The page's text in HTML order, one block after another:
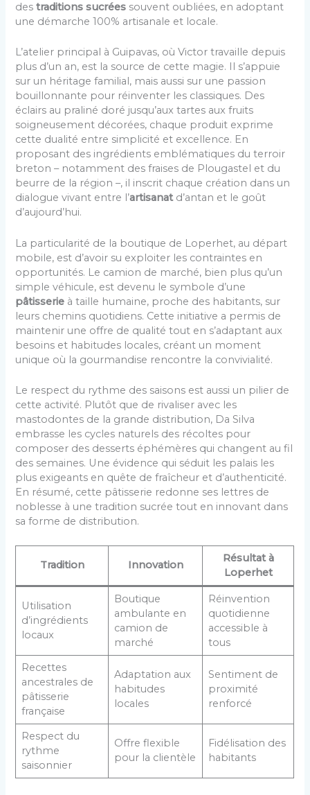
destraditions sucrées souvent oubliées, en adoptant
une démarche 100% artisanale et locale.
L’atelier principal à Guipavas, où Victor travaille depuis
plus d’un an, est la source de cette magie. Il s’appuie
sur un héritage familial, mais aussi sur une passion
bouillonnante pour réinventer les classiques. Des
éclairs au praliné doré jusqu’aux tartes aux fruits
soigneusement décorées, chaque produit exprime
cette dualité entre simplicité et excellence. En
proposant des ingrédients emblématiques du terroir
breton – notamment des fraises de Plougastel et du
beurre de la région –, il inscrit chaque création dans un
dialogue vivant entre l’artisanatd’antan et le goût
d’aujourd’hui.
La particularité de la boutique de Loperhet, au départ
mobile, est d’avoir su exploiter les contraintes en
opportunités. Le camion de marché, bien plus qu’un
simple véhicule, est devenu le symbole d’une
pâtisserie à taille humaine, proche des habitants, sur
leurs chemins quotidiens. Cette initiative a permis de
maintenir une offre de qualité tout en s’adaptant aux
besoins et habitudes locales, créant un moment
unique où la gourmandise rencontre la convivialité.
Le respect du rythme des saisons est aussi un pilier de
cette activité. Plutôt que de rivaliser avec les
mastodontes de la grande distribution, Da Silva
embrasse les cycles naturels des récoltes pour
composer des desserts éphémères qui changent au fil
des semaines. Une évidence qui séduit les palais les
plus exigeants en quête de fraîcheur et d’authenticité.
En résumé, cette pâtisserie redonne ses lettres de
noblesse à une tradition sucrée tout en innovant dans
sa forme de distribution.
Tradition Innovation
Résultat à
Loperhet
Utilisation
d’ingrédients
locaux
Boutique
ambulante en
camion de
marché
Réinvention
quotidienne
accessible à
tous
Recettes
ancestrales de
pâtisserie
française
Adaptation aux
habitudes
locales
Sentiment de
proximité
renforcé
Respect du
rythme
saisonnier
Offre flexible
pour la clientèle
Fidélisation des
habitants